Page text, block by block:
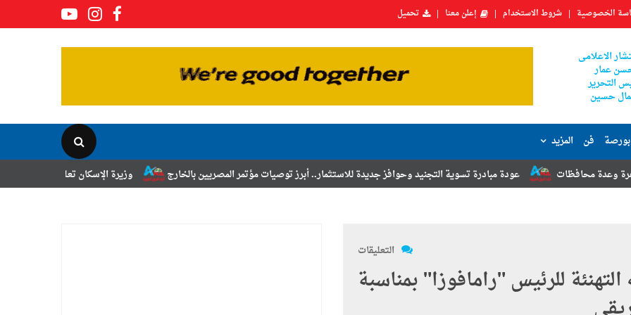
الخصوصية شروط الاستخدام إعلن معنا تحميل
الاعلامى
عمار
التحرير
حسين
فن المزيد
وزيرة الإسكان تعلن نتائج قرعة تخصيص أراضي برنامج عودة مبادرة تسوية التجنيد وحوافز جديدة للاستثمار.. أبرز توصيات مؤتمر المصريين بالخارج
التعليقات
للرئيس "رامافوزا" بمناسبة